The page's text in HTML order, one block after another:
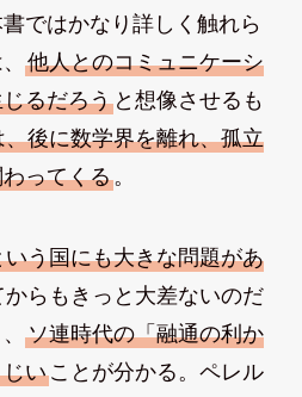
ではかなり詳しく触れら
他人とのコミュニケーシ
るだろうと想像させるも
後に数学界を離れ、孤立
ってくる。
いう国にも大きな問題があ
らもきっと大差ないのだ
ソ連時代の「融通の利か
いことが分かる。ペレル